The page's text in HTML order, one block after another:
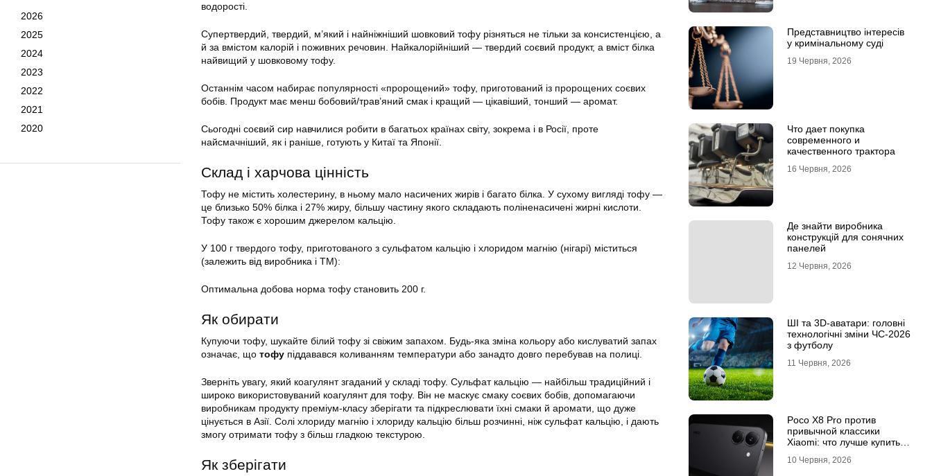
2026
2025
2024
2023
2022
2021
2020
водорості.
Супертвердий, твердий, м’який і найніжніший шовковий тофу різняться не тільки за консистенцією, а
й за вмістом калорій і поживних речовин. Найкалорійніший — твердий соєвий продукт, а вміст білка
найвищий у шовковому тофу.
Останнім часом набирає популярності «пророщений» тофу, приготований із пророщених соєвих
бобів. Продукт має менш бобовий/трав’яний смак і кращий — цікавіший, тонший — аромат.
Сьогодні соєвий сир навчилися робити в багатьох країнах світу, зокрема і в Росії, проте
найсмачніший, як і раніше, готують у Китаї та Японії.
Склад і харчова цінність
Тофу не містить холестерину, в ньому мало насичених жирів і багато білка. У сухому вигляді тофу —
це близько 50% білка і 27% жиру, більшу частину якого складають поліненасичені жирні кислоти.
Тофу також є хорошим джерелом кальцію.
У 100 г твердого тофу, приготованого з сульфатом кальцію і хлоридом магнію (нігарі) міститься
(залежить від виробника і ТМ):
Оптимальна добова норма тофу становить 200 г.
Як обирати
Купуючи тофу, шукайте білий тофу зі свіжим запахом. Будь-яка зміна кольору або кислуватий запах
означає, що тофу піддавався коливанням температури або занадто довго перебував на полиці.
Зверніть увагу, який коагулянт згаданий у складі тофу. Сульфат кальцію — найбільш традиційний і
широко використовуваний коагулянт для тофу. Він не маскує смаку соєвих бобів, допомагаючи
виробникам продукту преміум-класу зберігати та підкреслювати їхні смаки й аромати, що дуже
цінується в Азії. Солі хлориду магнію і хлориду кальцію більш розчинні, ніж сульфат кальцію, і дають
змогу отримати тофу з більш гладкою текстурою.
Як зберігати
Представництво інтересів
у кримінальному суді
19 Червня, 2026
Что дает покупка
современного и
качественного трактора
16 Червня, 2026
Де знайти виробника
конструкцій для сонячних
панелей
12 Червня, 2026
ШІ та 3D-аватари: головні
технологічні зміни ЧС-2026
з футболу
11 Червня, 2026
Poco X8 Pro против
привычной классики
Xiaomi: что лучше купить
10 Червня, 2026